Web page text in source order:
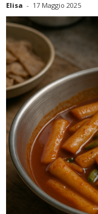
Elisa - 17 Maggio 2025